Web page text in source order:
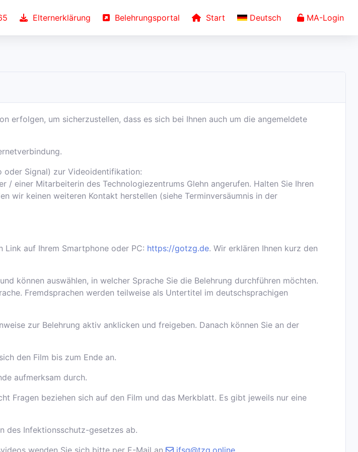
Elternerklärung Belehrungsportal Start Deutsch MA-Login
erfolgen, um sicherzustellen, dass es sich bei Ihnen auch um die angemeldete
oder Signal) zur Videoidentifikation:
einer Mitarbeiterin des Technologiezentrums Glehn angerufen. Halten Sie Ihren
wir keinen weiteren Kontakt herstellen (siehe Terminversäumnis in der
auf Ihrem Smartphone oder PC: https://gotzg.de. Wir erklären Ihnen kurz den
können auswählen, in welcher Sprache Sie die Belehrung durchführen möchten.
Fremdsprachen werden teilweise als Untertitel im deutschsprachigen
zur Belehrung aktiv anklicken und freigeben. Danach können Sie an der
den Film bis zum Ende an.
aufmerksam durch.
Fragen beziehen sich auf den Film und das Merkblatt. Es gibt jeweils nur eine
des Infektionsschutz-gesetzes ab.
wenden Sie sich bitte per E-Mail an
ifsg@tzg.online